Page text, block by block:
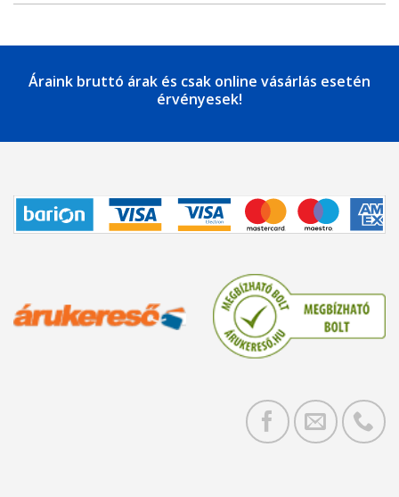
Áraink bruttó árak és csak online vásárlás esetén
érvényesek!